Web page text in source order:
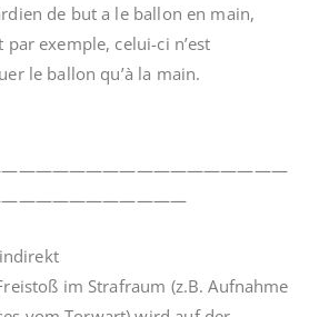
de but a le ballon en main,
exemple, celui-ci n’est
le ballon qu’à la main.
im Strafraum (z.B. Aufnahme